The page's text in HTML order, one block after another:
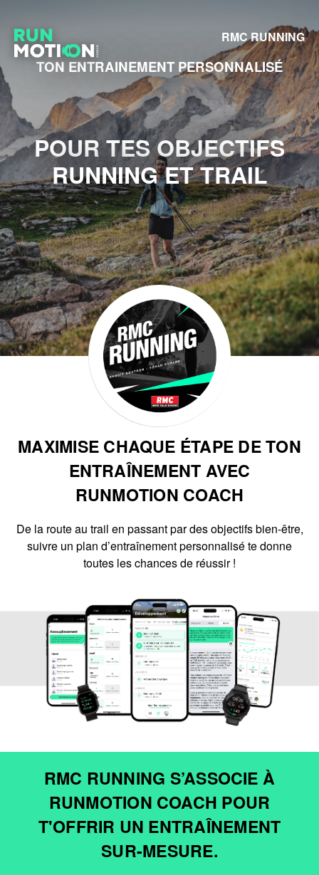
TON ENTRAINEMENT PERSONNALISÉ
POUR TES OBJECTIFS
RUNNING ET TRAIL
RMC RUNNING
MAXIMISE CHAQUE ÉTAPE DE TON
ENTRAÎNEMENT AVEC
RUNMOTION COACH
De la route au trail en passant par des objectifs bien-être,
suivre un plan d’entraînement personnalisé te donne
toutes les chances de réussir !
RMC RUNNING S’ASSOCIE À
RUNMOTION COACH POUR
T'OFFRIR UN ENTRAÎNEMENT
SUR-MESURE.